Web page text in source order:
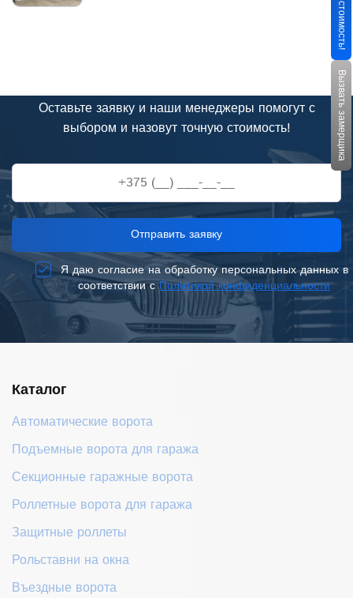
Оставьте заявку и наши менеджеры помогут с
выбором и назовут точную стоимость!
+375 (__) ___-__-__
Отправить заявку
Я даю согласие на обработку персональных данных в
соответствии сПолитикой конфиденциальности
Каталог
Автоматические ворота
Подъемные ворота для гаража
Секционные гаражные ворота
Роллетные ворота для гаража
Защитные роллеты
Рольставни на окна
Въездные ворота
Вызвать замерщика